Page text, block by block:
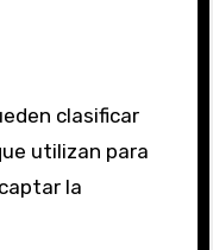
clasificar
utilizan para
la